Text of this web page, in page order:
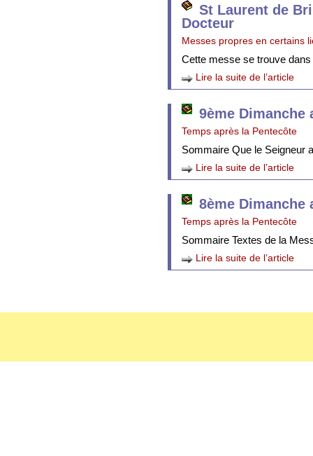
St Laurent de
Docteur
Messes propres en certains
Cette messe se trouve
Lire la suite de l’article
9ème Dimanche
Temps après la Pentecôte
Sommaire Que le Seigneur
Lire la suite de l’article
8ème Dimanche
Temps après la Pentecôte
Sommaire Textes de la
Lire la suite de l’article